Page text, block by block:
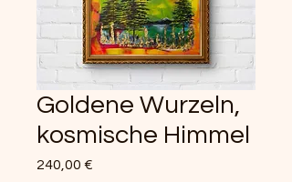
Goldene Wurzeln,
kosmische Himmel
240,00 €